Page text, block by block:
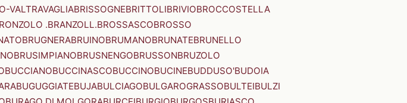
VALTRAVAGLIABRISSOGNEBRITTOLIBRIVIOBROCCOSTELLA
.BRANZOLL.BROSSASCOBROSSO
BRUGNERABRUINOBRUMANOBRUNATEBRUNELLO
BRUSIMPIANOBRUSNENGOBRUSSONBRUZOLO
BUCCIANOBUCCINASCOBUCCINOBUCINEBUDDUSO'BUDOIA
BUGUGGIATEBUJABULCIAGOBULGAROGRASSOBULTEIBULZI